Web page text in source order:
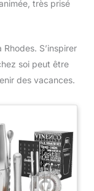
très prisé
S’inspirer
soi peut être
des vacances.